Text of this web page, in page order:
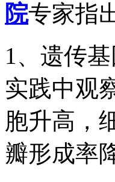
院专家指
1、遗传
实践中观
胞升高，
瓣形成率